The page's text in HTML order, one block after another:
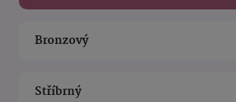
Bronzový
Stříbrný